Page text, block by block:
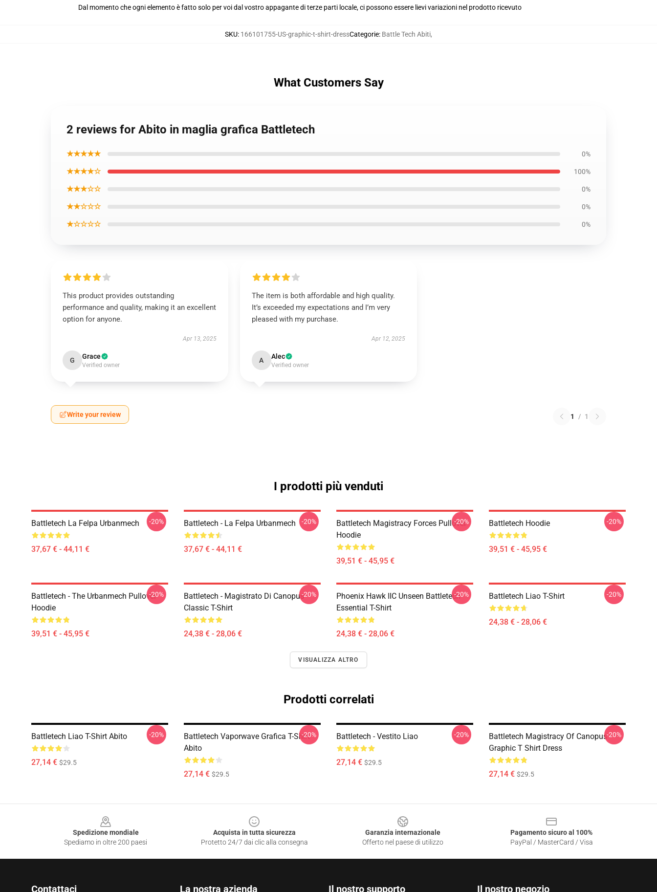
Dal momento che ogni elemento è fatto solo per voi dal vostro appagante di terze parti locale, ci possono essere lievi variazioni nel prodotto ricevuto
SKU: 166101755-US-graphic-t-shirt-dressCategorie: Battle Tech Abiti,
What Customers Say
2 reviews for Abito in maglia grafica Battletech
★★★★★ 0%
★★★★☆ 100%
★★★☆☆ 0%
★★☆☆☆ 0%
★☆☆☆☆ 0%
This product provides outstanding
performance and quality, making it an excellent
option for anyone.
Apr 13, 2025
G Grace
Verified owner
The item is both affordable and high quality.
It’s exceeded my expectations and I’m very
pleased with my purchase.
Apr 12, 2025
A Alec
Verified owner
Write your review 1 / 1
I prodotti più venduti
Battletech La Felpa Urbanmech
37,67 € - 44,11 €
-20% Battletech - La Felpa Urbanmech
37,67 € - 44,11 €
-20%
Battletech Magistracy Forces Pullover
Hoodie
39,51 € - 45,95 €
-20% Battletech Hoodie
39,51 € - 45,95 €
-20%
Battletech - The Urbanmech Pullover
Hoodie
39,51 € - 45,95 €
-20%
Battletech - Magistrato Di Canopus
Classic T-Shirt
24,38 € - 28,06 €
-20%
Phoenix Hawk IIC Unseen Battletech
Essential T-Shirt
24,38 € - 28,06 €
-20% Battletech Liao T-Shirt
24,38 € - 28,06 €
-20%
VISUALIZZA ALTRO
Prodotti correlati
Battletech Liao T-Shirt Abito
27,14 € $29.5
-20%
Battletech Vaporwave Grafica T-Shirt
Abito
27,14 € $29.5
-20% Battletech - Vestito Liao
27,14 € $29.5
-20%
Battletech Magistracy Of Canopus
Graphic T Shirt Dress
27,14 € $29.5
-20%
Spedizione mondiale
Spediamo in oltre 200 paesi
Acquista in tutta sicurezza
Protetto 24/7 dai clic alla consegna
Garanzia internazionale
Offerto nel paese di utilizzo
Pagamento sicuro al 100%
PayPal / MasterCard / Visa
Contattaci La nostra azienda Il nostro supporto Il nostro negozio